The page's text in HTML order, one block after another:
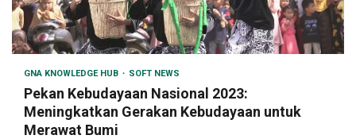
GNA KNOWLEDGE HUB SOFT NEWS
Pekan Kebudayaan Nasional 2023:
Meningkatkan Gerakan Kebudayaan untuk
Merawat Bumi